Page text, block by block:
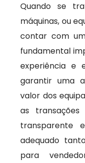
Quando se
máquinas, ou
contar com
fundamental
experiência e
garantir uma
valor dos
as
transparente
adequado
para